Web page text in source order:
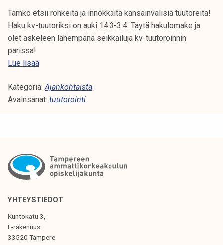
a
e
t
t
,
i
e
d
i
m
u
k
a
Tamko etsii rohkeita ja innokkaita kansainvälisiä tuutoreita!
Haku kv-tuutoriksi on auki 14.3-3.4. Täytä hakulomake ja
olet askeleen lähempänä seikkailuja kv-tuutoroinnin
parissa!
Lue lisääT
m
k
v
-
u
t
o
Kategoria:Ajankohtaista
Avainsanat: tuutorointi
YHTEYSTIEDOT
Kuntokatu 3,
L-rakennus
33520 Tampere